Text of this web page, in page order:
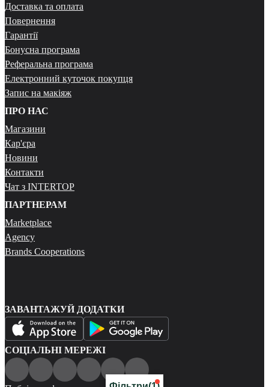
Доставка та оплата
Повернення
Гарантії
Бонусна програма
Реферальна програма
Електронний куточок покупця
Запис на макіяж
ПРО НАС
Магазини
Кар'єра
Новини
Контакти
Чат з INTERTOP
ПАРТНЕРАМ
Marketplace
Agency
Brands Cooperations
ЗАВАНТАЖУЙ ДОДАТКИ
СОЦІАЛЬНІ МЕРЕЖІ